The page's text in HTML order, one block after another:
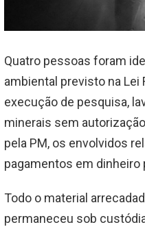
Quatro pessoas foram
ambiental previsto na Lei
execução de pesquisa,
minerais sem
pela PM, os envolvidos
pagamentos em dinheiro
Todo o material
permaneceu sob